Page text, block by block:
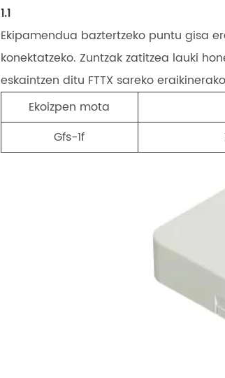
1.1
Ekipamendua baztertzeko puntu gisa
konektatzeko. Zuntzak zatitzea lauki
eskaintzen ditu FTTX sareko
Ekoizpen mota
Gfs-1f